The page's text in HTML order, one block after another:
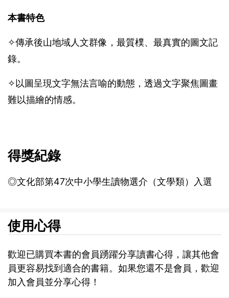
本書特色
✧傳承後山地域人文群像，最質樸、最真實的圖文記
錄。
✧以圖呈現文字無法言喻的動態，透過文字聚焦圖畫
難以描繪的情感。
得獎紀錄
◎文化部第47次中小學生讀物選介（文學類）入選
使用心得
歡迎已購買本書的會員踴躍分享讀書心得，讓其他會
員更容易找到適合的書籍。如果您還不是會員，歡迎
加入會員並分享心得！